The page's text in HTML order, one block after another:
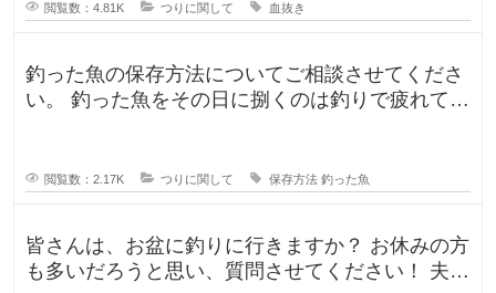
閲覧数：4.81K つりに関して 血抜き
釣った魚の保存方法についてご相談させてくださ
い。 釣った魚をその日に捌くのは釣りで疲れてい
閲覧数：2.17K つりに関して 保存方法 釣った魚
皆さんは、お盆に釣りに行きますか？ お休みの方
も多いだろうと思い、質問させてください！ 夫曰